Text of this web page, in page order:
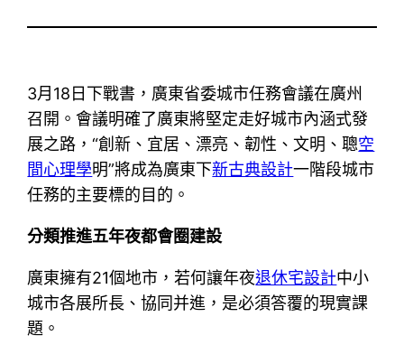
3月18日下戰書，廣東省委城市任務會議在廣州
召開。會議明確了廣東將堅定走好城市內涵式發
展之路，“創新、宜居、漂亮、韌性、文明、聰空
間心理學明”將成為廣東下新古典設計一階段城市
任務的主要標的目的。
分類推進五年夜都會圈建設
廣東擁有21個地市，若何讓年夜退休宅設計中小
城市各展所長、協同并進，是必須答覆的現實課
題。